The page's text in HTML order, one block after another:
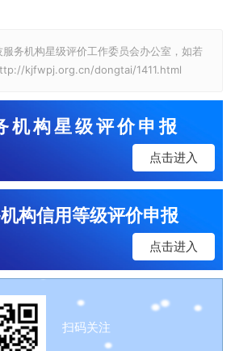
务机构星级评价工作委员会办公室，如若
kjfwpj.org.cn/dongtai/1411.html
机构星级评价申报
点击进入
构信用等级评价申报
点击进入
扫码关注